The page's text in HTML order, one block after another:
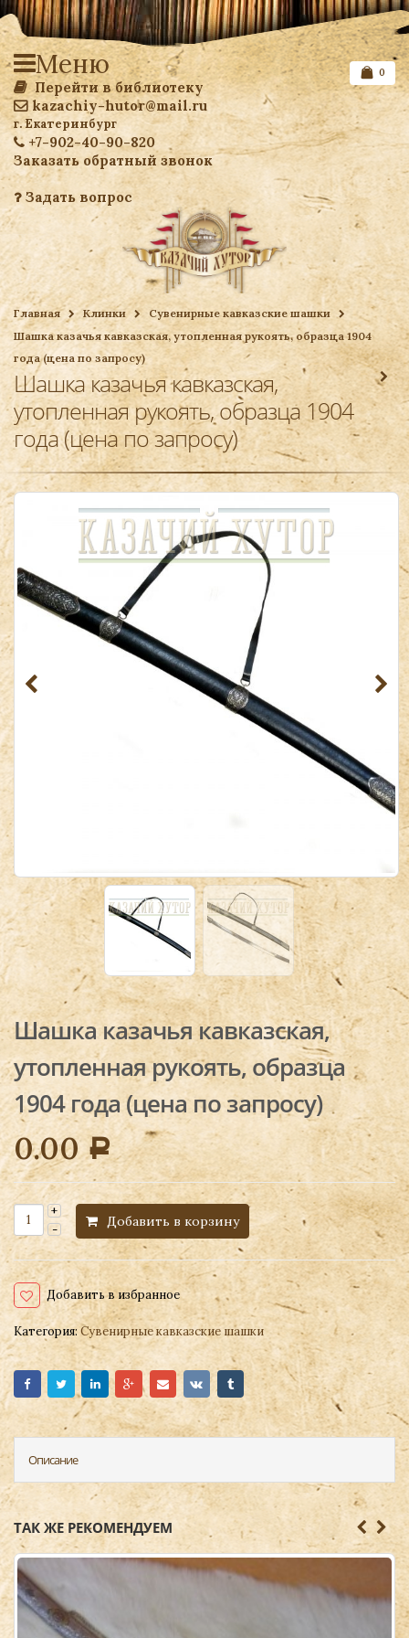
Перейти в библиотеку
kazachiy-hutor@mail.ru
г. Екатеринбург
+7-902-40-90-820
Заказать обратный звонок
Задать вопрос
Список желаемого
Ваша корзина
0
Меню
Главная Клинки
Сувенирные кавказские шашки
Шашка казачья кавказская, утопленная рукоять, образца 1904
года (цена по запросу)
Шашка казачья кавказская,
утопленная рукоять, образца 1904
года (цена по запросу)
Шашка казачья кавказская,
утопленная рукоять, образца
1904 года (цена по запросу)
0.00Р
Добавить в корзину
Добавить в избранное
Категория: Сувенирные кавказские шашки
Описание
ТАК ЖЕ РЕКОМЕНДУЕМ